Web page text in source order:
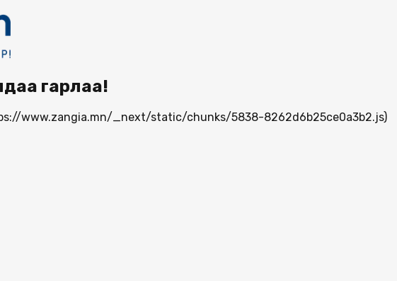
гарлаа!
www.zangia.mn/_next/static/chunks/5838-8262d6b25ce0a3b2.js)